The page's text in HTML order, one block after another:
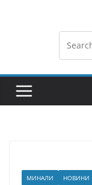
МИНАЛИ НОВИНИ